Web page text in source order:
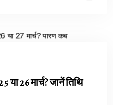
26 मार्च? जानें तिथि